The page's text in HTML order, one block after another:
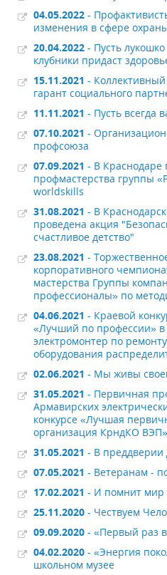
04.05.2022 -
изменения в сфере
20.04.2022 - Пусть
клубники придаст
15.11.2021 -
гарант социального
11.11.2021 - Пусть всегда
07.10.2021 -
профсоюза
07.09.2021 - В Краснодаре
профмастерства группы
worldskills
31.08.2021 - В
проведена акция
счастливое детство"
23.08.2021 -
корпоративного
мастерства Группы
профессионалы» по
04.06.2021 - Краевой
«Лучший по профессии»
электромонтер по
оборудования
02.06.2021 - Мы живы
31.05.2021 - Первичная
Армавирских
конкурсе «Лучшая
организация КрндКО ВЭП»
31.05.2021 - В
07.05.2021 - Ветеранам -
17.02.2021 - И помнит
25.11.2020 - Чествуем
09.09.2020 - «Первый раз
04.02.2020 - «Энергия
школьном музее